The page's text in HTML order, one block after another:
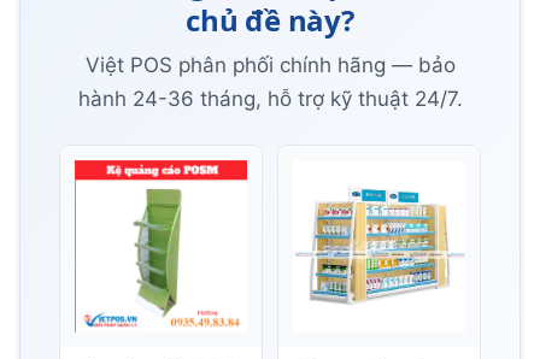
chủ đề này?
Việt POS phân phối chính hãng — bảo
hành 24-36 tháng, hỗ trợ kỹ thuật 24/7.